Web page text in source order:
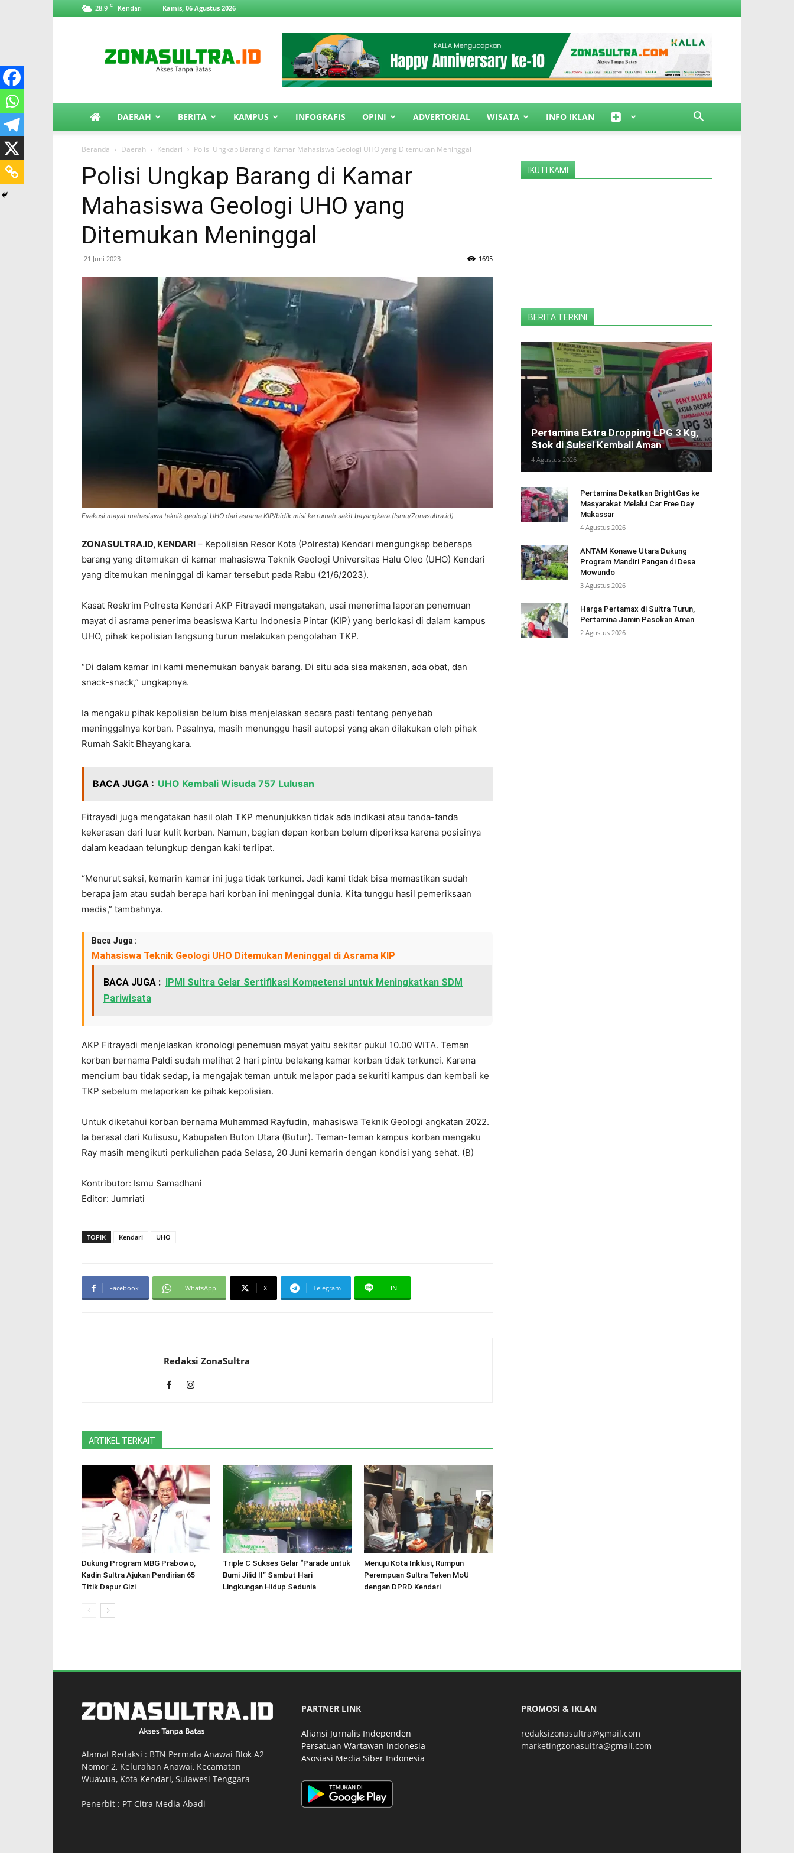
28.9 C Kendari Kamis, 06 Agustus 2026
DAERAH BERITA KAMPUS INFOGRAFIS OPINI ADVERTORIAL WISATA INFO IKLAN
Beranda Daerah Kendari Polisi Ungkap Barang di Kamar Mahasiswa Geologi UHO yang Ditemukan Meninggal
Polisi Ungkap Barang di Kamar
Mahasiswa Geologi UHO yang
Ditemukan Meninggal
21 Juni 2023 1695
Evakusi mayat mahasiswa teknik geologi UHO dari asrama KIP/bidik misi ke rumah sakit bayangkara.(Ismu/Zonasultra.id)
ZONASULTRA.ID, KENDARI – Kepolisian Resor Kota (Polresta) Kendari mengungkap beberapa
barang yang ditemukan di kamar mahasiswa Teknik Geologi Universitas Halu Oleo (UHO) Kendari
yang ditemukan meninggal di kamar tersebut pada Rabu (21/6/2023).
Kasat Reskrim Polresta Kendari AKP Fitrayadi mengatakan, usai menerima laporan penemuan
mayat di asrama penerima beasiswa Kartu Indonesia Pintar (KIP) yang berlokasi di dalam kampus
UHO, pihak kepolisian langsung turun melakukan pengolahan TKP.
“Di dalam kamar ini kami menemukan banyak barang. Di situ ada sisa makanan, ada obat, dan
snack-snack,” ungkapnya.
Ia mengaku pihak kepolisian belum bisa menjelaskan secara pasti tentang penyebab
meninggalnya korban. Pasalnya, masih menunggu hasil autopsi yang akan dilakukan oleh pihak
Rumah Sakit Bhayangkara.
BACA JUGA : UHO Kembali Wisuda 757 Lulusan
Fitrayadi juga mengatakan hasil olah TKP menunjukkan tidak ada indikasi atau tanda-tanda
kekerasan dari luar kulit korban. Namun, bagian depan korban belum diperiksa karena posisinya
dalam keadaan telungkup dengan kaki terlipat.
“Menurut saksi, kemarin kamar ini juga tidak terkunci. Jadi kami tidak bisa memastikan sudah
berapa jam atau sudah berapa hari korban ini meninggal dunia. Kita tunggu hasil pemeriksaan
medis,” tambahnya.
Baca Juga :
Mahasiswa Teknik Geologi UHO Ditemukan Meninggal di Asrama KIP
BACA JUGA : IPMI Sultra Gelar Sertifikasi Kompetensi untuk Meningkatkan SDM
Pariwisata
AKP Fitrayadi menjelaskan kronologi penemuan mayat yaitu sekitar pukul 10.00 WITA. Teman
korban bernama Paldi sudah melihat 2 hari pintu belakang kamar korban tidak terkunci. Karena
mencium bau tidak sedap, ia mengajak teman untuk melapor pada sekuriti kampus dan kembali ke
TKP sebelum melaporkan ke pihak kepolisian.
Untuk diketahui korban bernama Muhammad Rayfudin, mahasiswa Teknik Geologi angkatan 2022.
Ia berasal dari Kulisusu, Kabupaten Buton Utara (Butur). Teman-teman kampus korban mengaku
Ray masih mengikuti perkuliahan pada Selasa, 20 Juni kemarin dengan kondisi yang sehat. (B)
Kontributor: Ismu Samadhani
Editor: Jumriati
TOPIK Kendari UHO
Facebook WhatsApp X Telegram LINE
Redaksi ZonaSultra
ARTIKEL TERKAIT
Dukung Program MBG Prabowo,
Kadin Sultra Ajukan Pendirian 65
Titik Dapur Gizi
Triple C Sukses Gelar “Parade untuk
Bumi Jilid II” Sambut Hari
Lingkungan Hidup Sedunia
Menuju Kota Inklusi, Rumpun
Perempuan Sultra Teken MoU
dengan DPRD Kendari
IKUTI KAMI
BERITA TERKINI
Pertamina Extra Dropping LPG 3 Kg,
Stok di Sulsel Kembali Aman
4 Agustus 2026
Pertamina Dekatkan BrightGas ke
Masyarakat Melalui Car Free Day
Makassar
4 Agustus 2026
ANTAM Konawe Utara Dukung
Program Mandiri Pangan di Desa
Mowundo
3 Agustus 2026
Harga Pertamax di Sultra Turun,
Pertamina Jamin Pasokan Aman
2 Agustus 2026
Alamat Redaksi : BTN Permata Anawai Blok A2
Nomor 2, Kelurahan Anawai, Kecamatan
Wuawua, Kota Kendari, Sulawesi Tenggara
Penerbit : PT Citra Media Abadi
PARTNER LINK
Aliansi Jurnalis Independen
Persatuan Wartawan Indonesia
Asosiasi Media Siber Indonesia
PROMOSI & IKLAN
redaksizonasultra@gmail.com
marketingzonasultra@gmail.com